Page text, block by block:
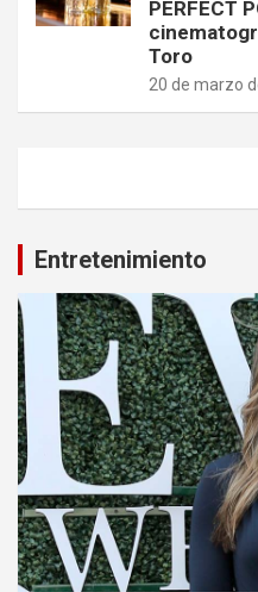
PERFECT
Toro
20 de marzo
Entretenimiento